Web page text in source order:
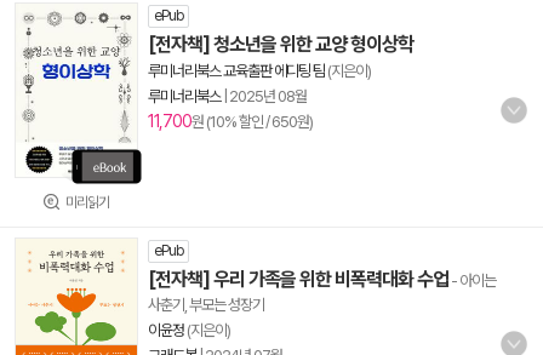
미리읽기
ePub
[전자책] 청소년을 위한 교양 형이상학
루미너리북스 교육출판 에디팅 팀 (지은이)
루미너리북스| 2025년 08월
11,700원 (10% 할인 / 650원)
ePub
[전자책] 우리 가족을 위한 비폭력대화 수업 - 아이는
사춘기, 부모는 성장기
이윤정 (지은이)